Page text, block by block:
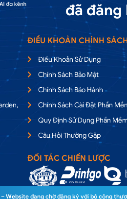
đã đăng
ĐIỀU KHOẢN CHÍNH
Điều Khoản Sử Dụng
Chính Sách Bảo Mật
Chính Sách Bảo Hành
Chính Sách Cài Đặt Phần
Quy Định Sử Dụng Phần
Câu Hỏi Thường Gặp
ĐỐI TÁC CHIẾN LƯỢC
Website đang chờ đăng ký với bộ công